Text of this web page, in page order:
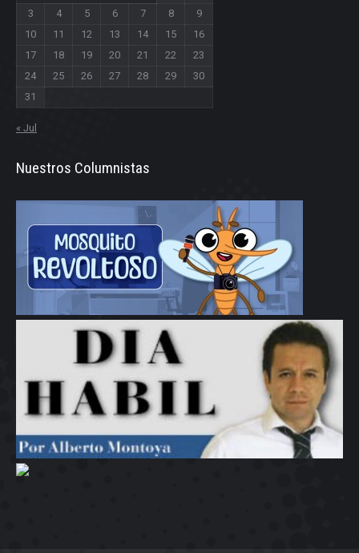
3
4 5 6 7 8
9
10
11 12 13 14 15
16
17
18 19 20 21 22
23
24
25 26 27 28 29
30
31
« Jul
Nuestros Columnistas